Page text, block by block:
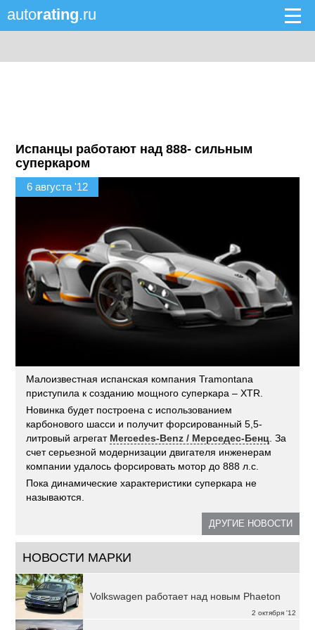
autorating.ru
Испанцы работают над 888- сильным
суперкаром
6 августа '12
Малоизвестная испанская компания Tramontana
приступила к созданию мощного суперкара – XTR.
Новинка будет построена с использованием
карбонового шасси и получит форсированный 5,5-
литровый агрегат Mercedes-Benz / Мерседес-Бенц . За
счет серьезной модернизации двигателя инженерам
компании удалось форсировать мотор до 888 л.с.
Пока динамические характеристики суперкара не
называются.
ДРУГИЕ НОВОСТИ
НОВОСТИ МАРКИ
2 октября '12
Volkswagen работает над новым Phaeton